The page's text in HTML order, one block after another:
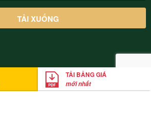
Xuân Valley Vĩnh Phúc. Cung cấp bởi
Mathsoft Việt Nam
TẢI BẢNG GIÁ
mới nhất